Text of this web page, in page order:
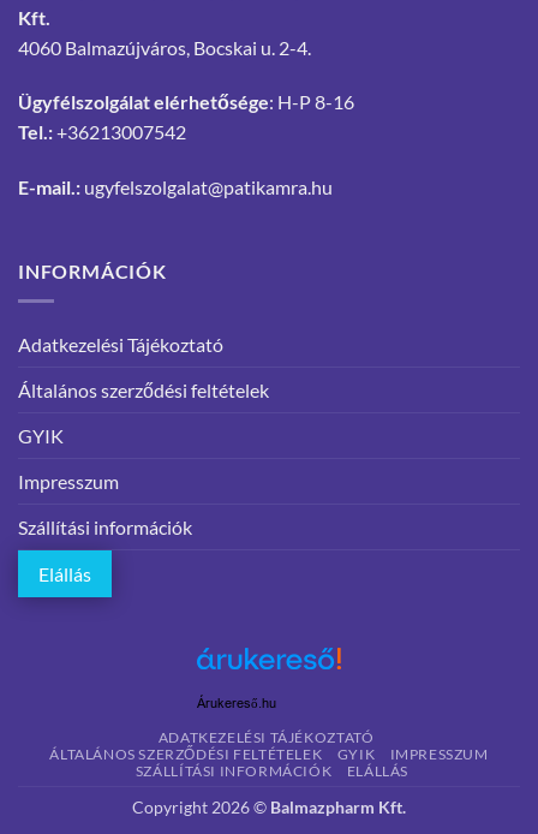
Kft.
4060 Balmazújváros, Bocskai u. 2-4.
Ügyfélszolgálat elérhetősége: H-P 8-16
Tel.:+36213007542
E-mail.: ugyfelszolgalat@patikamra.hu
INFORMÁCIÓK
Adatkezelési Tájékoztató
Általános szerződési feltételek
GYIK
Impresszum
Szállítási információk
Elállás
Árukereső.hu
ADATKEZELÉSI TÁJÉKOZTATÓ
ÁLTALÁNOS SZERZŐDÉSI FELTÉTELEK
GYIK
IMPRESSZUM
SZÁLLÍTÁSI INFORMÁCIÓK
ELÁLLÁS
Copyright 2026 © Balmazpharm Kft.